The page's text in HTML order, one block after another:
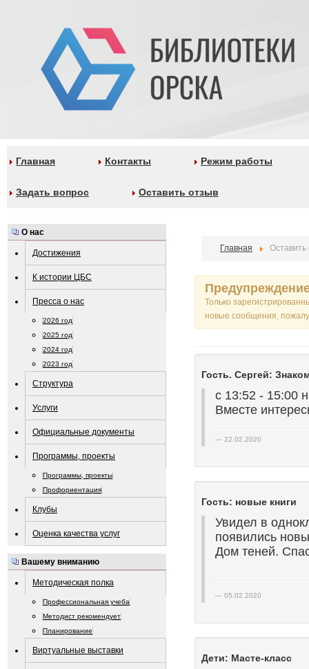
Главная Контакты Режим работы
Задать вопрос Оставить отзыв
О нас
Достижения
К истории ЦБС
Пресса о нас
2026 год
2025 год
2024 год
2023 год
Структура
Услуги
Официальные документы
Программы, проекты
Программы, проекты
Профориентация
Клубы
Оценка качества услуг
Вашему вниманию
Методическая полка
Профессиональная учеба
Методист рекомендует
Планирование
Виртуальные выставки
Главная Оставить
Только
новые сообщения,
Гость. Сергей:
с 13:52 - 15:00
Вместе
22.02.2020
Гость: новые книги
Увидел в
появились
Дом теней.
05.02.2020
Дети: Масте-класс